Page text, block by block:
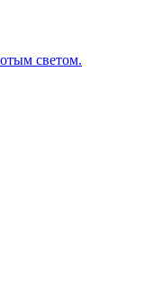
светом.